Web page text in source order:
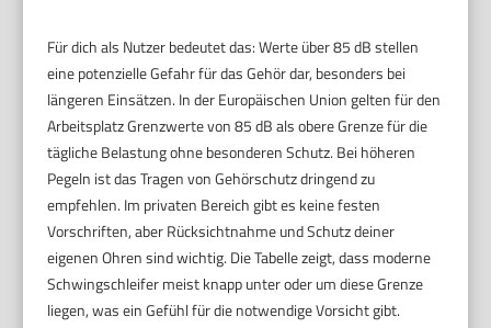
Für dich als Nutzer bedeutet das: Werte über 85 dB stellen
eine potenzielle Gefahr für das Gehör dar, besonders bei
längeren Einsätzen. In der Europäischen Union gelten für den
Arbeitsplatz Grenzwerte von 85 dB als obere Grenze für die
tägliche Belastung ohne besonderen Schutz. Bei höheren
Pegeln ist das Tragen von Gehörschutz dringend zu
empfehlen. Im privaten Bereich gibt es keine festen
Vorschriften, aber Rücksichtnahme und Schutz deiner
eigenen Ohren sind wichtig. Die Tabelle zeigt, dass moderne
Schwingschleifer meist knapp unter oder um diese Grenze
liegen, was ein Gefühl für die notwendige Vorsicht gibt.